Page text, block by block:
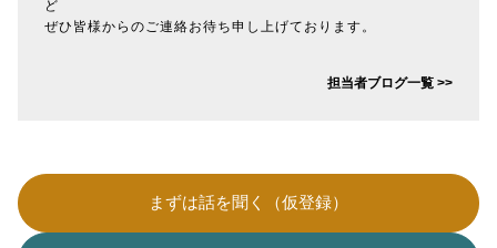
ど
ぜひ皆様からのご連絡お待ち申し上げております。
担当者ブログ一覧 >>
まずは話を聞く（仮登録）